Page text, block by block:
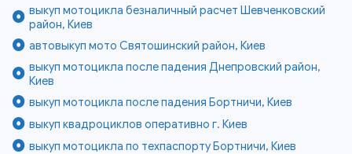
выкуп мотоцикла безналичный расчет Шевченковский
район, Киев
автовыкуп мото Святошинский район, Киев
выкуп мотоцикла после падения Днепровский район,
Киев
выкуп мотоцикла после падения Бортничи, Киев
выкуп квадроциклов оперативно г. Киев
выкуп мотоцикла по техпаспорту Бортничи, Киев